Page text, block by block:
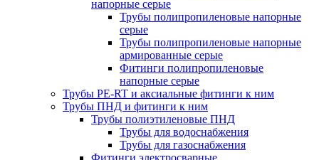
напорные серые
Трубы полипропиленовые напорные
серые
Трубы полипропиленовые напорные
армированные серые
Фитинги полипропиленовые
напорные серые
Трубы PE-RT и аксиальные фитинги к ним
Трубы ПНД и фитинги к ним
Трубы полиэтиленовые ПНД
Трубы для водоснабжения
Трубы для газоснабжения
Фитинги электросварные